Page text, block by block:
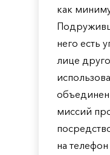
как
него есть
лице
миссий
на